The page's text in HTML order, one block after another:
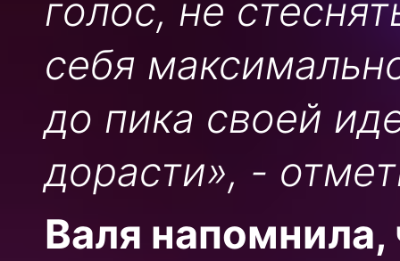
голос, не
себя
до пика своей
дорасти», -
Валя напомнила,